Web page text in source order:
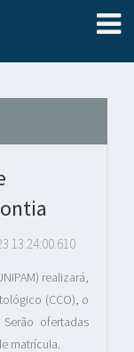
13:24:00.610
realizará,
(CCO), o
ofertadas
matrícula.